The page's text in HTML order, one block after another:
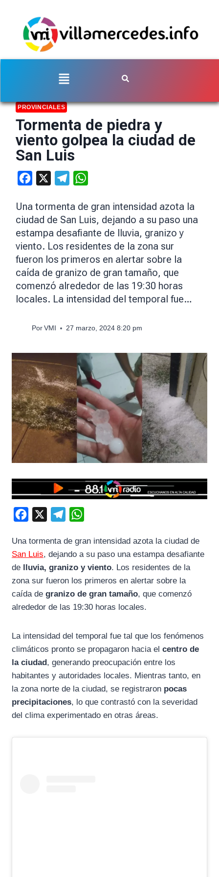
PROVINCIALES
Tormenta de piedra y
viento golpea la ciudad de
San Luis
Facebook Telegram
Una tormenta de gran intensidad azota la
ciudad de San Luis, dejando a su paso una
estampa desafiante de lluvia, granizo y
viento. Los residentes de la zona sur
fueron los primeros en alertar sobre la
caída de granizo de gran tamaño, que
comenzó alrededor de las 19:30 horas
locales. La intensidad del temporal fue…
Por VMI 27 marzo, 2024 8:20 pm
c
e
b
o
l
e
g
a
A
p
Una tormenta de gran intensidad azota la ciudad de
San Luis, dejando a su paso una estampa desafiante
de lluvia, granizo y viento. Los residentes de la
zona sur fueron los primeros en alertar sobre la
caída de granizo de gran tamaño, que comenzó
alrededor de las 19:30 horas locales.
La intensidad del temporal fue tal que los fenómenos
climáticos pronto se propagaron hacia el centro de
la ciudad, generando preocupación entre los
habitantes y autoridades locales. Mientras tanto, en
la zona norte de la ciudad, se registraron pocas
precipitaciones, lo que contrastó con la severidad
del clima experimentado en otras áreas.